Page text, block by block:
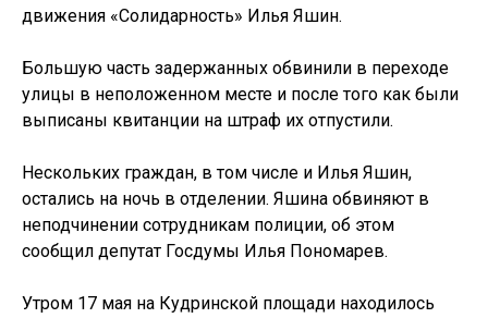
движения «Солидарность» Илья Яшин.
Большую часть задержанных обвинили в переходе
улицы в неположенном месте и после того как были
выписаны квитанции на штраф их отпустили.
Нескольких граждан, в том числе и Илья Яшин,
остались на ночь в отделении. Яшина обвиняют в
неподчинении сотрудникам полиции, об этом
сообщил депутат Госдумы Илья Пономарев.
Утром 17 мая на Кудринской площади находилось